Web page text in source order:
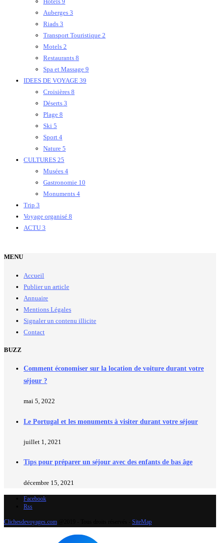
Auberges 3
Riads 3
Transport Touristique 2
Motels 2
Restaurants 8
Spa et Massage 9
IDEES DE VOYAGE 39
Croisières 8
Déserts 3
Plage 8
Ski 5
Sport 4
Nature 5
CULTURES 25
Musées 4
Gastronomie 10
Monuments 4
Trip 3
Voyage organisé 8
ACTU 3
MENU
Accueil
Publier un article
Annuaire
Mentions Légales
Signaler un contenu illicite
Contact
BUZZ
Comment économiser sur la location de voiture durant votre
séjour ?
mai 5, 2022
Le Portugal et les monuments à visiter durant votre séjour
juillet 1, 2021
Tips pour préparer un séjour avec des enfants de bas âge
décembre 15, 2021
Facebook
Rss
Clichesdevoyages.com SiteMap